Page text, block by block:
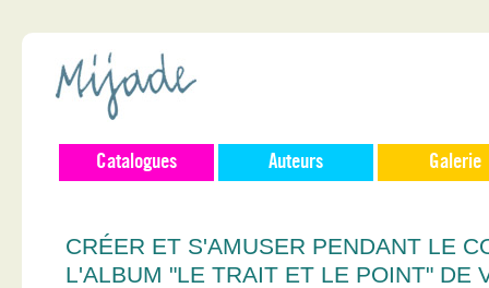
Catalogues Auteurs Galerie
CRÉER ET S'AMUSER PENDANT LE
L'ALBUM "LE TRAIT ET LE POINT" DE